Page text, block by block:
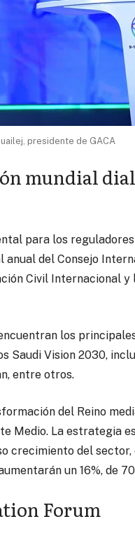
presidente de GACA
mundial
para los
del Consejo
Civil Internacional
los
Saudi Vision 2030,
entre otros.
del Reino
Medio. La estrategia
crecimiento del
un 16%, de
Forum